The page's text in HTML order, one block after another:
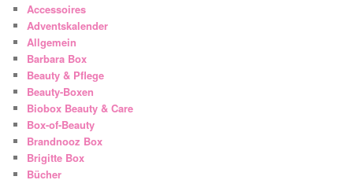
Accessoires
Adventskalender
Allgemein
Barbara Box
Beauty & Pflege
Beauty-Boxen
Biobox Beauty & Care
Box-of-Beauty
Brandnooz Box
Brigitte Box
Bücher